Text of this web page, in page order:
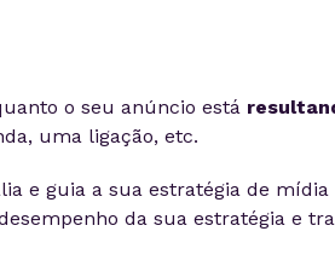
o seu anúncio está
uma ligação, etc.
e guia a sua estratégia de mídia
da sua estratégia e